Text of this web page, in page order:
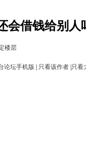
会借钱给别人
论坛手机版 只看该作者 只看